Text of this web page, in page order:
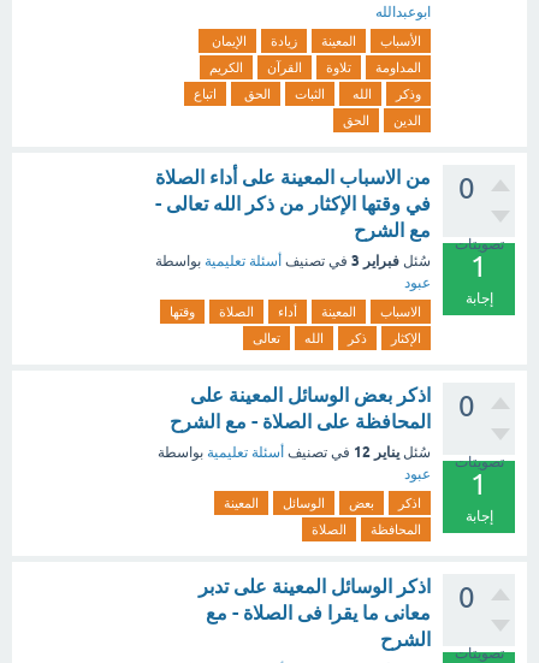
ابوعبدالله
الأسباب المعينة زيادة
الإيمان
المداومة
تلاوة القرآن
الكريم
وذكر
الله الثبات الحق
اتباع
الدين
الحق
0
تصويتات
1
إجابة
من الاسباب المعينة على أداء الصلاة
في وقتها الإكثار من ذكر الله تعالى -
مع الشرح
سُئل فبراير 3 في تصنيف أسئلة تعليمية بواسطة
عبود
الاسباب المعينة أداء الصلاة
وقتها
الإكثار
ذكر الله تعالى
0
تصويتات
1
إجابة
اذكر بعض الوسائل المعينة على
المحافظة على الصلاة - مع الشرح
سُئل يناير 12 في تصنيف أسئلة تعليمية بواسطة
عبود
اذكر بعض الوسائل
المعينة
المحافظة
الصلاة
0
تصويتات
اذكر الوسائل المعينة على تدبر
معانى ما يقرا فى الصلاة - مع
الشرح